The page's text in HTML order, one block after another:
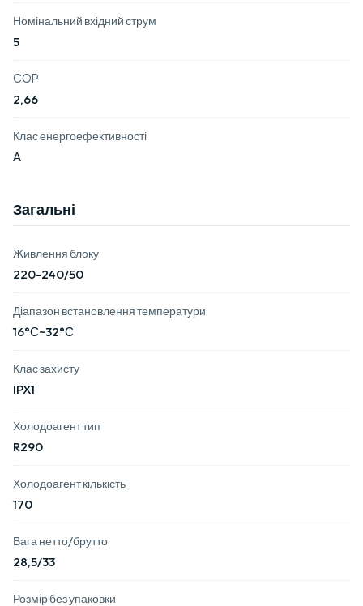
Номінальний вхідний струм
5
COP
2,66
Клас енергоефективності
А
Загальні
Живлення блоку
220-240/50
Діапазон встановлення температури
16°С~32°С
Клас захисту
IPX1
Холодоагент тип
R290
Холодоагент кількість
170
Вага нетто/брутто
28,5/33
Розмір без упаковки